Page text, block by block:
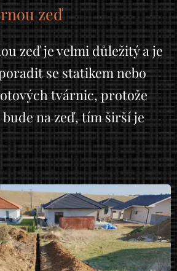
zeď
zeď je velmi důležitý a je
se statikem nebo
tvárnic, protože
na zeď, tím širší je